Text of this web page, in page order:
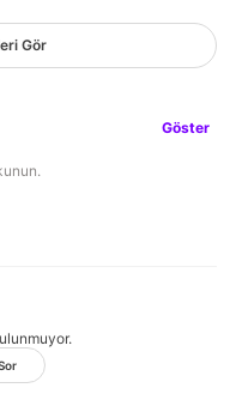
Gör
Göster